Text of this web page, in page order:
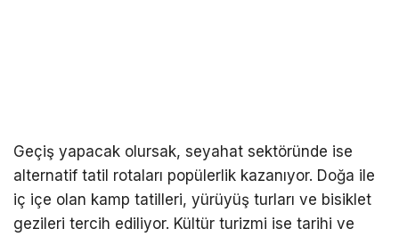
Geçiş yapacak olursak, seyahat sektöründe ise
alternatif tatil rotaları popülerlik kazanıyor. Doğa ile
iç içe olan kamp tatilleri, yürüyüş turları ve bisiklet
gezileri tercih ediliyor. Kültür turizmi ise tarihi ve